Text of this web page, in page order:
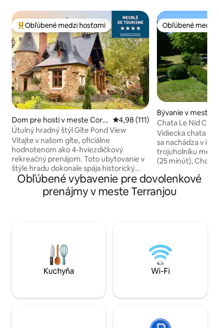
Najobľúbenejšie medzi hosťami
Obľúbené medzi hosťami
Dom pre hostí v meste Corn
é
Priemerné ohodnotenie 4,98 z
4,98 (111)
Útulný hradný štýl Gîte Pond View
Vitajte v našom gîte, oficiálne
hodnotenom ako 4-hviezdičkový
rekreačný prenájom. Toto ubytovanie v
štýle hradu dokonale spája historický
charakter s moderným pohodlím pre váš
vybavená kuchyňa so všetkým
vychutnajte si jedlo pomocou tradičného
kamenného grilu. Poloha: Perfektná
základňa na preskúmanie Angers,
vzdialeného len 10 minút cesty, a
Obľúbené medzi
Obľúbené medzi
Bývanie v meste
Chata Le Nid
Vidiecka chata
sa nachádza v
trojuholníku
(25 minút),
k hlavným
regiónu. Plne
dovolenku pre
priatelia s
povolení.
Obľúbené vybavenie pre dovolenkové
prenájmy v meste Terranjou
Kuchyňa Wi-Fi